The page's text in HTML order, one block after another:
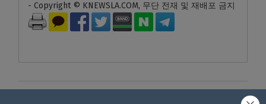
- Copyright © KNEWSLA.COM, 무단 전재 및 재배포 금지